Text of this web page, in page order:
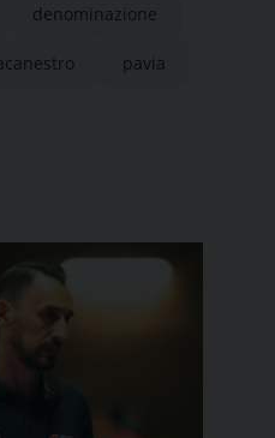
denominazione
pavia